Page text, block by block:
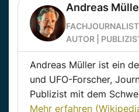
Andreas
AUTOR |
Andreas Müller ist ein
und UFO-Forscher,
Publizist mit dem
Mehr erfahren